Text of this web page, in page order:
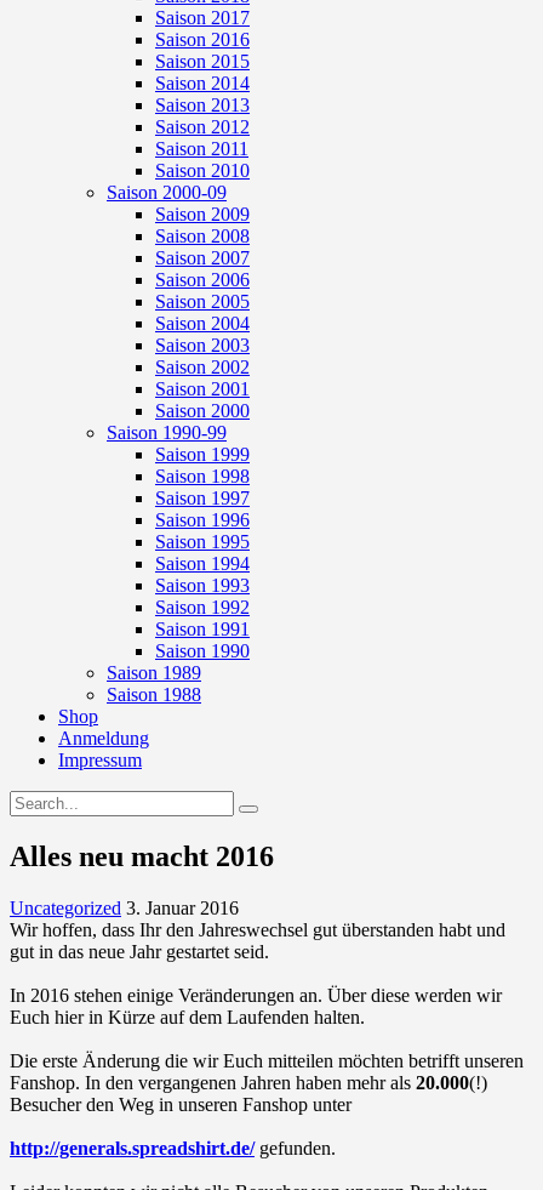
Saison 2017
Saison 2016
Saison 2015
Saison 2014
Saison 2013
Saison 2012
Saison 2011
Saison 2010
Saison 2000-09
Saison 2009
Saison 2008
Saison 2007
Saison 2006
Saison 2005
Saison 2004
Saison 2003
Saison 2002
Saison 2001
Saison 2000
Saison 1990-99
Saison 1999
Saison 1998
Saison 1997
Saison 1996
Saison 1995
Saison 1994
Saison 1993
Saison 1992
Saison 1991
Saison 1990
Saison 1989
Saison 1988
Shop
Anmeldung
Impressum
Alles neu macht 2016
Uncategorized 3. Januar 2016
Wir hoffen, dass Ihr den Jahreswechsel gut überstanden habt und
gut in das neue Jahr gestartet seid.
In 2016 stehen einige Veränderungen an. Über diese werden wir
Euch hier in Kürze auf dem Laufenden halten.
Die erste Änderung die wir Euch mitteilen möchten betrifft unseren
Fanshop. In den vergangenen Jahren haben mehr als 20.000(!)
Besucher den Weg in unseren Fanshop unter
http://generals.spreadshirt.de/gefunden.